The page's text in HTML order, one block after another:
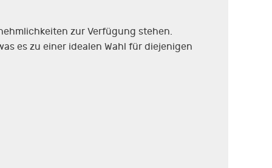
zur Verfügung stehen.
es zu einer idealen Wahl für diejenigen